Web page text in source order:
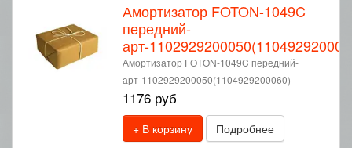
Амортизатор FOTON-1049C
передний-
арт-
Амортизатор FOTON-1049C передний-
арт-1102929200050(1104929200060)
1176 руб
+ В корзину Подробнее